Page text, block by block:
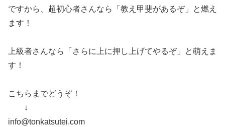
ですから、超初心者さんなら「教え甲斐があるぞ」と燃え
ます！
上級者さんなら「さらに上に押し上げてやるぞ」と萌えま
す！
こちらまでどうぞ！
↓
info@tonkatsutei.com